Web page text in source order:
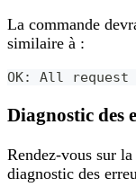
La commande
similaire à :
OK: All request
Diagnostic des
Rendez-vous sur la
diagnostic des